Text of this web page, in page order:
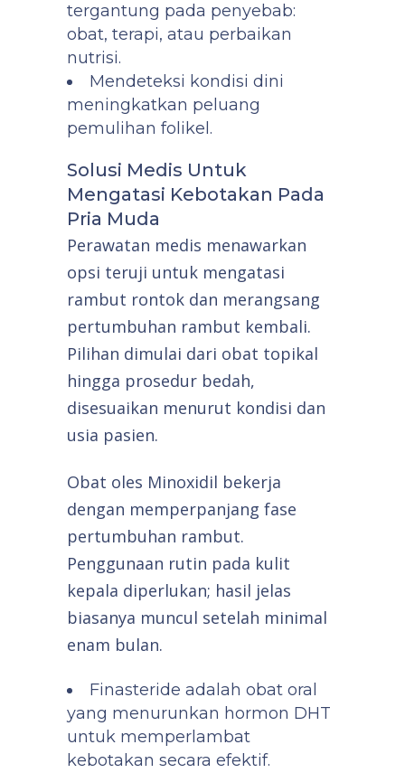
tergantung pada penyebab:
obat, terapi, atau perbaikan
nutrisi.
Mendeteksi kondisi dini
meningkatkan peluang
pemulihan folikel.
Solusi Medis Untuk
Mengatasi Kebotakan Pada
Pria Muda
Perawatan medis menawarkan
opsi teruji untuk mengatasi
rambut rontok dan merangsang
pertumbuhan rambut kembali.
Pilihan dimulai dari obat topikal
hingga prosedur bedah,
disesuaikan menurut kondisi dan
usia pasien.
Obat oles Minoxidil bekerja
dengan memperpanjang fase
pertumbuhan rambut.
Penggunaan rutin pada kulit
kepala diperlukan; hasil jelas
biasanya muncul setelah minimal
enam bulan.
Finasteride adalah obat oral
yang menurunkan hormon DHT
untuk memperlambat
kebotakan secara efektif.